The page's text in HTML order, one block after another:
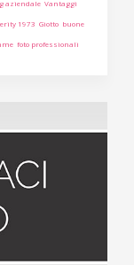
aziendale Vantaggi
1973 Giotto buone
foto professionali